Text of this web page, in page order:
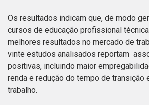
Os resultados indicam que, de modo
cursos de educação profissional
melhores resultados no mercado de
vinte estudos analisados reportam
positivas, incluindo maior
renda e redução do tempo de transição
trabalho.